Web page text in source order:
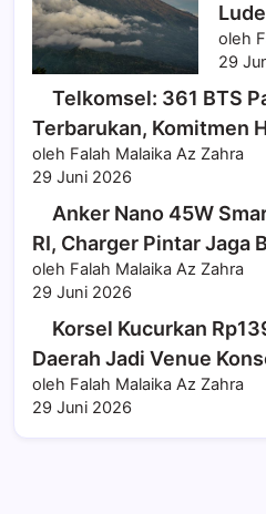
oleh
29
Telkomsel: 361 BTS
Terbarukan, Komitmen
oleh Falah Malaika Az Zahra
29 Juni 2026
Anker Nano 45W
RI, Charger Pintar Jaga
oleh Falah Malaika Az Zahra
29 Juni 2026
Korsel Kucurkan
Daerah Jadi Venue
oleh Falah Malaika Az Zahra
29 Juni 2026